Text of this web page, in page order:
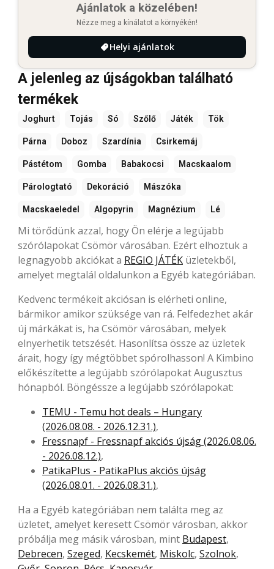
Ajánlatok a közelében!
Nézze meg a kínálatot a környékén!
Helyi ajánlatok
A jelenleg az újságokban található
termékek
Joghurt Tojás Só Szőlő Játék Tök
Párna Doboz Szardínia Csirkemáj
Pástétom Gomba Babakocsi Macskaalom
Párologtató Dekoráció Mászóka
Macskaeledel Algopyrin Magnézium Lé
Mi törődünk azzal, hogy Ön elérje a legújabb
szórólapokat Csömör városában. Ezért elhoztuk a
legnagyobb akciókat a REGIO JÁTÉK üzletekből,
amelyet megtalál oldalunkon a Egyéb kategóriában.
Kedvenc termékeit akciósan is elérheti online,
bármikor amikor szüksége van rá. Felfedezhet akár
új márkákat is, ha Csömör városában, melyek
elnyerhetik tetszését. Hasonlítsa össze az üzletek
árait, hogy így mégtöbbet spórolhasson! A Kimbino
előkészítette a legújabb szórólapokat Augusztus
hónapból. Böngéssze a legújabb szórólapokat:
TEMU - Temu hot deals – Hungary
(2026.08.08. - 2026.12.31.),
Fressnapf - Fressnapf akciós újság (2026.08.06.
- 2026.08.12.),
PatikaPlus - PatikaPlus akciós újság
(2026.08.01. - 2026.08.31.),
Ha a Egyéb kategóriában nem találta meg az
üzletet, amelyet keresett Csömör városban, akkor
próbálja meg másik városban, mint Budapest,
Debrecen, Szeged, Kecskemét, Miskolc, Szolnok,